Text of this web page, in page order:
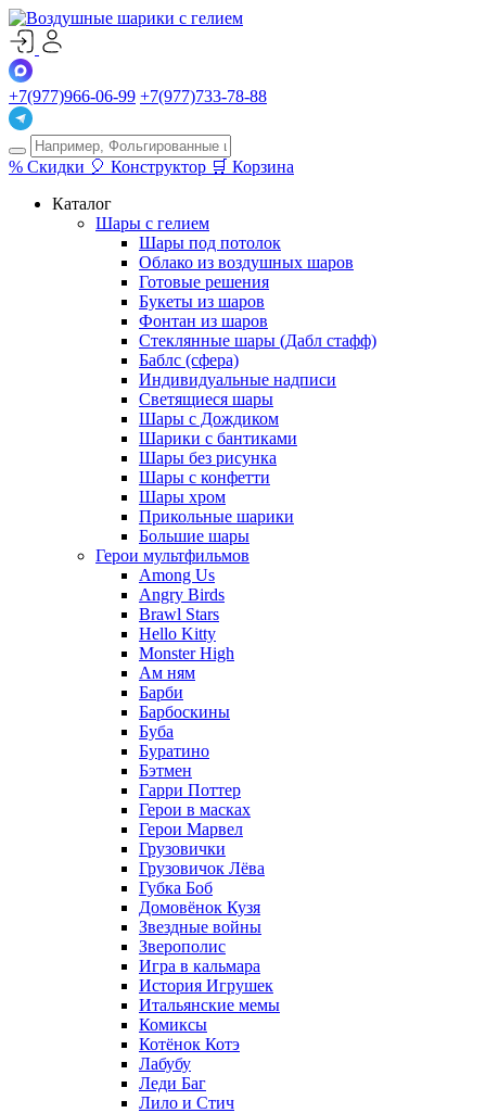
+7(977)966-06-99 +7(977)733-78-88
% Скидки 🎈 Конструктор 🛒 Корзина
Каталог
Шары с гелием
Шары под потолок
Облако из воздушных шаров
Готовые решения
Букеты из шаров
Фонтан из шаров
Стеклянные шары (Дабл стафф)
Баблс (сфера)
Индивидуальные надписи
Светящиеся шары
Шары с Дождиком
Шарики с бантиками
Шары без рисунка
Шары с конфетти
Шары хром
Прикольные шарики
Большие шары
Герои мультфильмов
Among Us
Angry Birds
Brawl Stars
Hello Kitty
Monster High
Ам ням
Барби
Барбоскины
Буба
Буратино
Бэтмен
Гарри Поттер
Герои в масках
Герои Марвел
Грузовички
Грузовичок Лёва
Губка Боб
Домовёнок Кузя
Звездные войны
Зверополис
Игра в кальмара
История Игрушек
Итальянские мемы
Комиксы
Котёнок Котэ
Лабубу
Леди Баг
Лило и Стич